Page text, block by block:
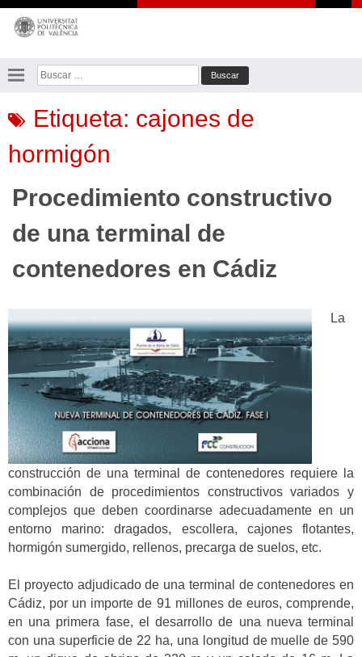
Saltar
contenido
Buscar:
Etiqueta: cajones de
hormigón
Procedimiento constructivo
de una terminal de
contenedores en Cádiz
La
construcción de una terminal de contenedores requiere la
combinación de procedimientos constructivos variados y
complejos que deben coordinarse adecuadamente en un
entorno marino: dragados, escollera, cajones flotantes,
hormigón sumergido, rellenos, precarga de suelos, etc.
El proyecto adjudicado de una terminal de contenedores en
Cádiz, por un importe de 91 millones de euros, comprende,
en una primera fase, el desarrollo de una nueva terminal
con una superficie de 22 ha, una longitud de muelle de 590